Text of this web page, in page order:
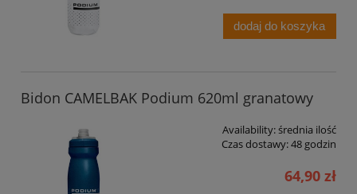
dodaj do koszyka
Bidon CAMELBAK Podium 620ml granatowy
Availability:średnia ilość
Czas dostawy:48 godzin
64,90 zł